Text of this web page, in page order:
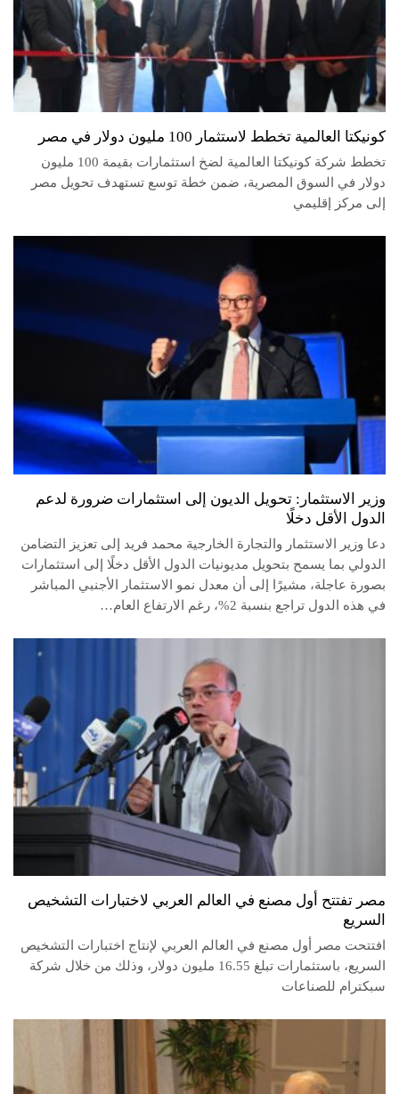
كونيكتا العالمية تخطط لاستثمار 100 مليون دولار في مصر
تخطط شركة كونيكتا العالمية لضخ استثمارات بقيمة 100 مليون
دولار في السوق المصرية، ضمن خطة توسع تستهدف تحويل مصر
إلى مركز إقليمي
وزير الاستثمار: تحويل الديون إلى استثمارات ضرورة لدعم
الدول الأقل دخلًا
دعا وزير الاستثمار والتجارة الخارجية محمد فريد إلى تعزيز التضامن
الدولي بما يسمح بتحويل مديونيات الدول الأقل دخلًا إلى استثمارات
بصورة عاجلة، مشيرًا إلى أن معدل نمو الاستثمار الأجنبي المباشر
في هذه الدول تراجع بنسبة 2%، رغم الارتفاع العام…
مصر تفتتح أول مصنع في العالم العربي لاختبارات التشخيص
السريع
افتتحت مصر أول مصنع في العالم العربي لإنتاج اختبارات التشخيص
السريع، باستثمارات تبلغ 16.55 مليون دولار، وذلك من خلال شركة
سبكترام للصناعات